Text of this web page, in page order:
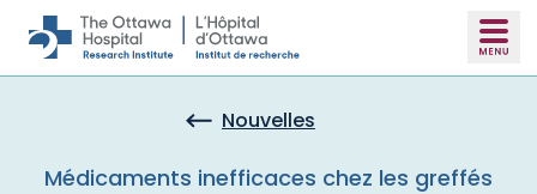
Skip to main content
Nouvelles
Médicaments inefficaces chez les greffés